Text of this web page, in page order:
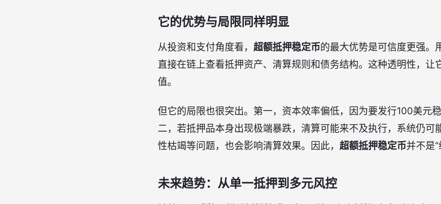
它的优势与局限同样明显
从投资和支付角度看， 超额抵押稳定币的最大优势是可信度更强。
直接在链上查看抵押资产、清算规则和债务结构。这种透明性，
值。
但它的局限也很突出。第一，资本效率偏低，因为要发行100美元
二，若抵押品本身出现极端暴跌，清算可能来不及执行，系统仍
性枯竭等问题，也会影响清算效果。因此， 超额抵押稳定币并不是“
未来趋势：从单一抵押到多元风控